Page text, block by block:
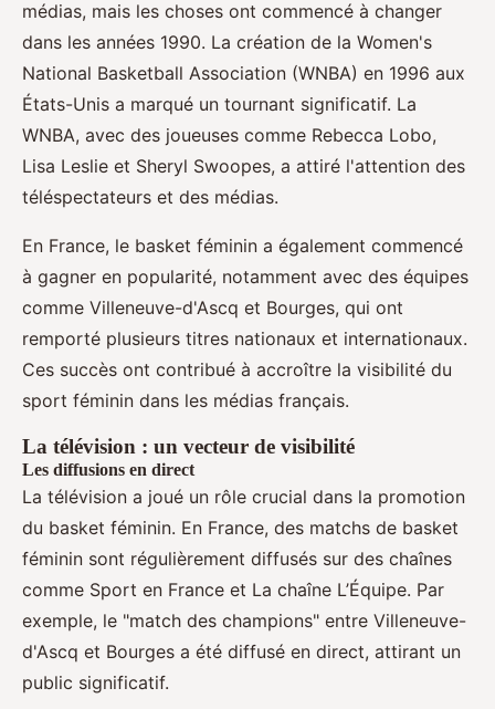
médias, mais les choses ont commencé à changer
dans les années 1990. La création de la Women's
National Basketball Association (WNBA) en 1996 aux
États-Unis a marqué un tournant significatif. La
WNBA, avec des joueuses comme Rebecca Lobo,
Lisa Leslie et Sheryl Swoopes, a attiré l'attention des
téléspectateurs et des médias.
En France, le basket féminin a également commencé
à gagner en popularité, notamment avec des équipes
comme Villeneuve-d'Ascq et Bourges, qui ont
remporté plusieurs titres nationaux et internationaux.
Ces succès ont contribué à accroître la visibilité du
sport féminin dans les médias français.
La télévision : un vecteur de visibilité
Les diffusions en direct
La télévision a joué un rôle crucial dans la promotion
du basket féminin. En France, des matchs de basket
féminin sont régulièrement diffusés sur des chaînes
comme Sport en France et La chaîne L’Équipe. Par
exemple, le "match des champions" entre Villeneuve-
d'Ascq et Bourges a été diffusé en direct, attirant un
public significatif.